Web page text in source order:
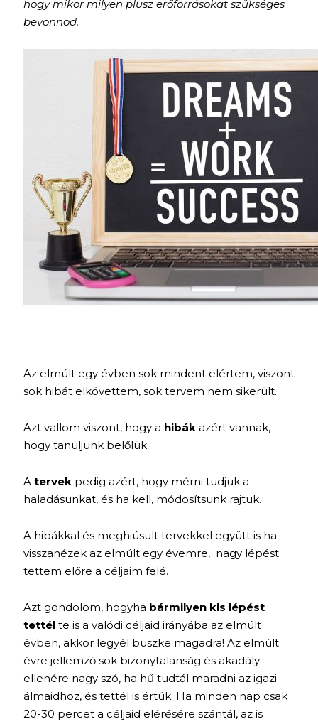
hogy mikor milyen plusz erőforrásokat szükséges
bevonnod.
Az elmúlt egy évben sok mindent elértem, viszont
sok hibát elkövettem, sok tervem nem sikerült.
Azt vallom viszont, hogy a hibák azért vannak,
hogy tanuljunk belőlük.
A tervek pedig azért, hogy mérni tudjuk a
haladásunkat, és ha kell, módosítsunk rajtuk.
A hibákkal és meghiúsult tervekkel együtt is ha
visszanézek az elmúlt egy évemre, nagy lépést
tettem előre a céljaim felé.
Azt gondolom, hogyha bármilyen kis lépést
tettél te is a valódi céljaid irányába az elmúlt
évben, akkor legyél büszke magadra! Az elmúlt
évre jellemző sok bizonytalanság és akadály
ellenére nagy szó, ha hű tudtál maradni az igazi
álmaidhoz, és tettél is értük. Ha minden nap csak
20-30 percet a céljaid elérésére szántál, az is